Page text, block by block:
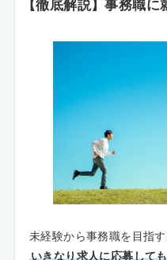
【徹底解説】事務職
未経験から事務職を目指
いきなり求人に応募して